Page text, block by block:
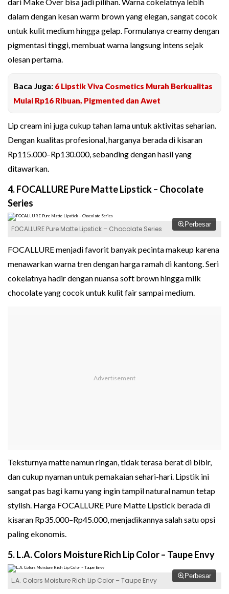
dalam dengan kesan warm brown yang elegan, sangat cocok
untuk kulit medium hingga gelap. Formulanya creamy dengan
pigmentasi tinggi, membuat warna langsung intens sejak
olesan pertama.
Baca Juga: 6 Lipstik Viva Cosmetics Murah Berkualitas
Mulai Rp16 Ribuan, Pigmented dan Awet
Lip cream ini juga cukup tahan lama untuk aktivitas seharian.
Dengan kualitas profesional, harganya berada di kisaran
Rp115.000–Rp130.000, sebanding dengan hasil yang
ditawarkan.
4. FOCALLURE Pure Matte Lipstick – Chocolate
Series
Perbesar
FOCALLURE Pure Matte Lipstick – Chocolate Series
FOCALLURE menjadi favorit banyak pecinta makeup karena
menawarkan warna tren dengan harga ramah di kantong. Seri
cokelatnya hadir dengan nuansa soft brown hingga milk
chocolate yang cocok untuk kulit fair sampai medium.
Teksturnya matte namun ringan, tidak terasa berat di bibir,
dan cukup nyaman untuk pemakaian sehari-hari. Lipstik ini
sangat pas bagi kamu yang ingin tampil natural namun tetap
stylish. Harga FOCALLURE Pure Matte Lipstick berada di
kisaran Rp35.000–Rp45.000, menjadikannya salah satu opsi
paling ekonomis.
5. L.A. Colors Moisture Rich Lip Color – Taupe Envy
Perbesar
L.A. Colors Moisture Rich Lip Color – Taupe Envy